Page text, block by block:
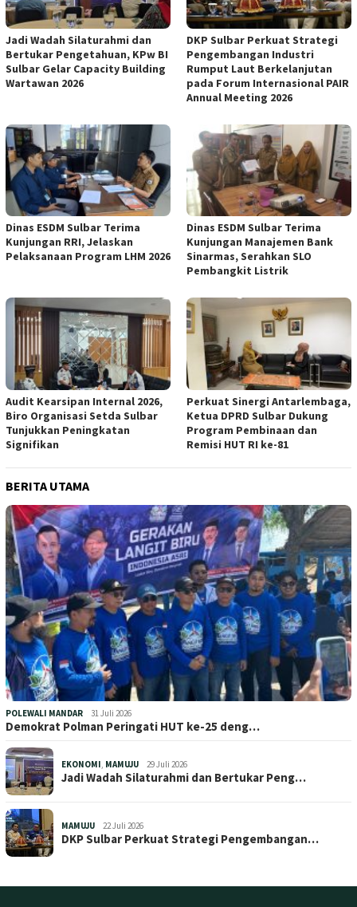
Jadi Wadah Silaturahmi dan
Bertukar Pengetahuan, KPw BI
Sulbar Gelar Capacity Building
Wartawan 2026
DKP Sulbar Perkuat Strategi
Pengembangan Industri
Rumput Laut Berkelanjutan
pada Forum Internasional PAIR
Annual Meeting 2026
Dinas ESDM Sulbar Terima
Kunjungan RRI, Jelaskan
Pelaksanaan Program LHM 2026
Dinas ESDM Sulbar Terima
Kunjungan Manajemen Bank
Sinarmas, Serahkan SLO
Pembangkit Listrik
Audit Kearsipan Internal 2026,
Biro Organisasi Setda Sulbar
Tunjukkan Peningkatan
Signifikan
Perkuat Sinergi Antarlembaga,
Ketua DPRD Sulbar Dukung
Program Pembinaan dan
Remisi HUT RI ke-81
BERITA UTAMA
POLEWALI MANDAR 31 Juli 2026
Demokrat Polman Peringati HUT ke-25 deng…
EKONOMI, MAMUJU 29 Juli 2026
Jadi Wadah Silaturahmi dan Bertukar Peng…
MAMUJU 22 Juli 2026
DKP Sulbar Perkuat Strategi Pengembangan…